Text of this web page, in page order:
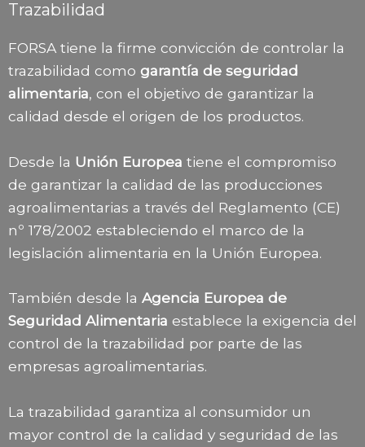
Trazabilidad
FORSA tiene la firme convicción de controlar la
trazabilidad como garantía de seguridad
alimentaria, con el objetivo de garantizar la
calidad desde el origen de los productos.
Desde la Unión Europea tiene el compromiso
de garantizar la calidad de las producciones
agroalimentarias a través del Reglamento (CE)
nº 178/2002 estableciendo el marco de la
legislación alimentaria en la Unión Europea.
También desde la Agencia Europea de
Seguridad Alimentaria establece la exigencia del
control de la trazabilidad por parte de las
empresas agroalimentarias.
La trazabilidad garantiza al consumidor un
mayor control de la calidad y seguridad de las